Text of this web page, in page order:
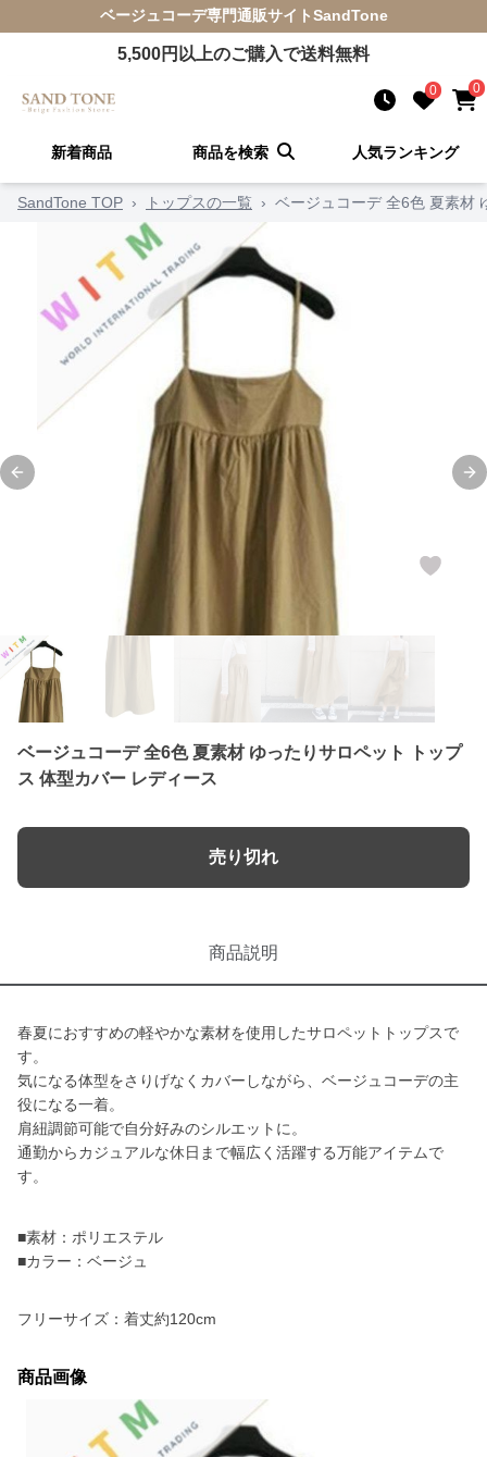
ベージュコーデ専門通販サイトSandTone
5,500円以上のご購入で送料無料
0 0
新着商品 商品を検索 人気ランキング
SandTone TOP › トップスの一覧 › ベージュコーデ 全6色 夏素材
Previous slide
ベージュコーデ 全6色 夏素材 ゆったりサロペット トップ
ス 体型カバー レディース
売り切れ
商品説明
春夏におすすめの軽やかな素材を使用したサロペットトップスで
す。
気になる体型をさりげなくカバーしながら、ベージュコーデの主
役になる一着。
肩紐調節可能で自分好みのシルエットに。
通勤からカジュアルな休日まで幅広く活躍する万能アイテムで
す。
■素材：ポリエステル
■カラー：ベージュ
フリーサイズ：着丈約120cm
商品画像